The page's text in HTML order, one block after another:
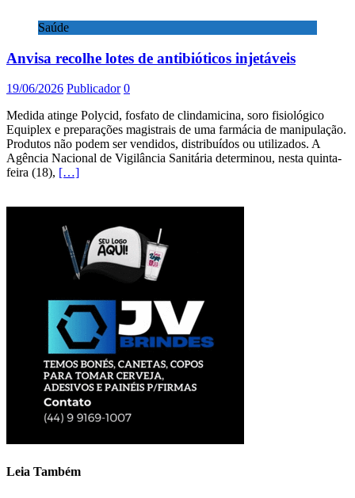
Saúde
Anvisa recolhe lotes de antibióticos injetáveis
19/06/2026 Publicador 0
Medida atinge Polycid, fosfato de clindamicina, soro fisiológico
Equiplex e preparações magistrais de uma farmácia de manipulação.
Produtos não podem ser vendidos, distribuídos ou utilizados. A
Agência Nacional de Vigilância Sanitária determinou, nesta quinta-
feira (18), […]
Leia Também